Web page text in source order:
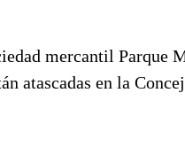
mercantil Parque
atascadas en la